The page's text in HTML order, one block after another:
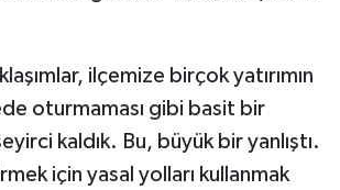
ilçemize birçok yatırımın
oturmaması gibi basit bir
kaldık. Bu, büyük bir yanlıştı.
için yasal yolları kullanmak